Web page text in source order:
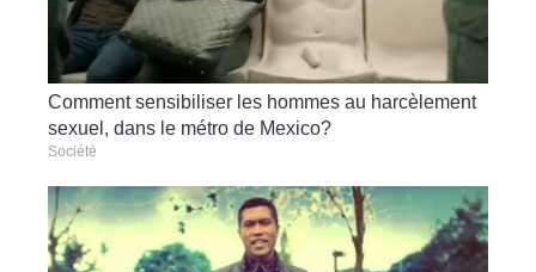
Comment sensibiliser les hommes au harcèlement
sexuel, dans le métro de Mexico?
Société